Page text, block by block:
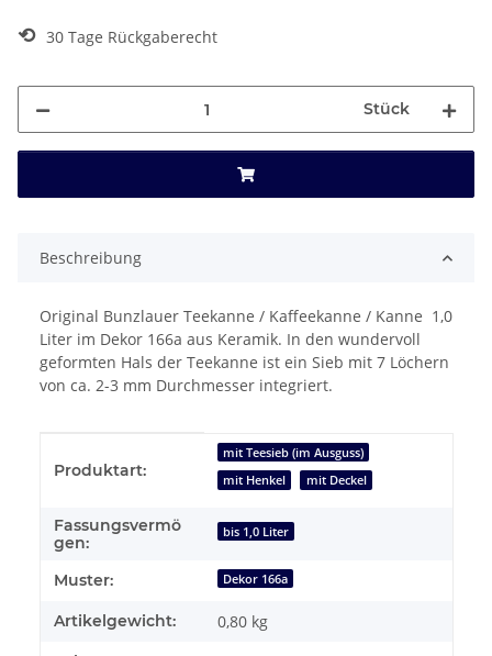
⟲ 30 Tage Rückgaberecht
Stück
Beschreibung
Original Bunzlauer Teekanne / Kaffeekanne / Kanne 1,0
Liter im Dekor 166a aus Keramik. In den wundervoll
geformten Hals der Teekanne ist ein Sieb mit 7 Löchern
von ca. 2-3 mm Durchmesser integriert.
Produktart:
mit Teesieb (im Ausguss)
mit Henkel
mit Deckel
Fassungsvermö
gen:
bis 1,0 Liter
Muster: Dekor 166a
Artikelgewicht: 0,80 kg